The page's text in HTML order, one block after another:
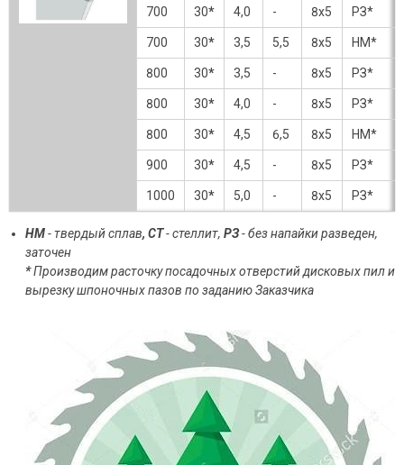
700 30* 4,0 - 8х5 РЗ*
700 30* 3,5 5,5 8х5 HM*
800 30* 3,5 - 8х5 РЗ*
800 30* 4,0 - 8х5 РЗ*
800 30* 4,5 6,5 8х5 HM*
900 30* 4,5 - 8х5 РЗ*
1000 30* 5,0 - 8х5 РЗ*
HM- твердый сплав, СТ- стеллит, РЗ- без напайки разведен,
заточен
*Производим расточку посадочных отверстий дисковых пил и
вырезку шпоночных пазов по заданию Заказчика